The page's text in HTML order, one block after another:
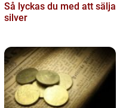
Så lyckas du med att sälja
silver